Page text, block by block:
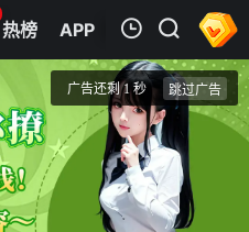
热榜 APP
第01集